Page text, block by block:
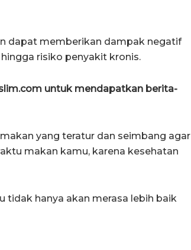
dapat memberikan dampak negatif
risiko penyakit kronis.
untuk mendapatkan berita-
yang teratur dan seimbang agar
makan kamu, karena kesehatan
tidak hanya akan merasa lebih baik